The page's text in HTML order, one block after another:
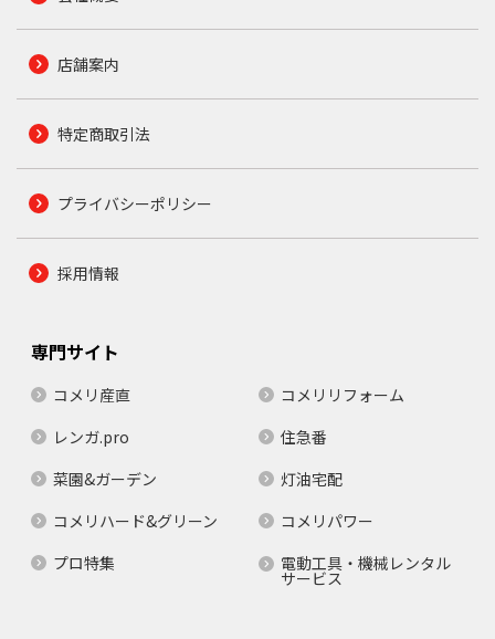
店舗案内
特定商取引法
プライバシーポリシー
採用情報
専門サイト
コメリ産直
コメリリフォーム
レンガ.pro
住急番
菜園&ガーデン
灯油宅配
コメリハード&グリーン
コメリパワー
プロ特集
電動工具・機械レンタル
サービス